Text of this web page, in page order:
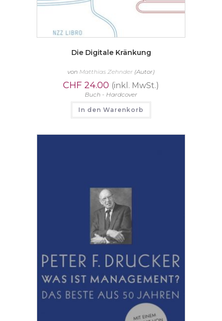
Die Digitale Kränkung
von Matthias Zehnder (Autor)
CHF 24.00 (inkl. MwSt.)
Buch - Hardcover
In den Warenkorb